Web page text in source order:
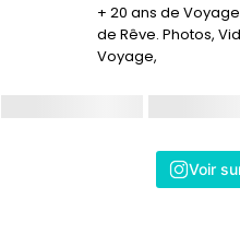
+ 20 ans de
de Rêve. Photos,
Voyage,
Voir